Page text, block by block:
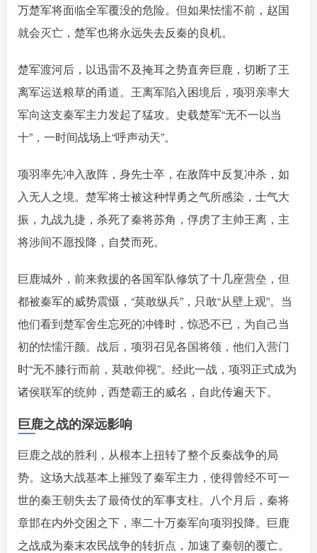
万楚军将面临全军覆没的危险。但如果怯懦不前，赵国
就会灭亡，楚军也将永远失去反秦的良机。󠄹󠅀󠄪󠄢󠄡󠄦󠄞󠄧󠄣󠄞󠄢󠄡󠄧󠄞󠄩󠄢󠅬󠅅󠅃󠄵󠅂󠄪󠅗󠅥󠅕󠅣󠅤󠅬󠅄󠄹󠄽󠄵󠄪󠄢󠄠󠄢󠄦󠄝󠄠󠄨󠄝󠄠󠄨󠄐󠄡󠄣󠄪󠄣󠄤󠄪󠄡󠄣󠅬󠅨󠅙󠅑󠅟󠅗󠅒󠄞󠅓󠅟󠅝󠄐󠇕󠆠󠅿󠇖󠆄󠆩󠇕󠅿󠆈󠇗󠆭󠆁󠄐󠇗󠅹󠅸󠇖󠆍󠅳󠇖󠅹󠅰󠇖󠆌󠅹
楚军渡河后，以迅雷不及掩耳之势直奔巨鹿，切断了王
离军运送粮草的甬道。王离军陷入困境后，项羽亲率大
军向这支秦军主力发起了猛攻。史载楚军“无不一以当
十”，一时间战场上“呼声动天”󠄹󠅀󠄪󠄢󠄡󠄦󠄞󠄧󠄣󠄞󠄢󠄡󠄧󠄞󠄩󠄢󠅬󠅅󠅃󠄵󠅂󠄪󠅗󠅥󠅕󠅣󠅤󠅬󠅄󠄹󠄽󠄵󠄪󠄢󠄠󠄢󠄦󠄝󠄠󠄨󠄝󠄠󠄨󠄐󠄡󠄣󠄪󠄣󠄤󠄪󠄡󠄣󠅬󠅨󠅙󠅑󠅟󠅗󠅒󠄞󠅓󠅟󠅝󠄐󠇕󠆠󠅿󠇖󠆄󠆩󠇕󠅿󠆈󠇗󠆭󠆁󠄐󠇗󠅹󠅸󠇖󠆍󠅳󠇖󠅹󠅰󠇖󠆌󠅹。
项羽率先冲入敌阵，身先士卒，在敌阵中反复冲杀，如
入无人之境。楚军将士被这种悍勇之气所感染，士气大
振，九战九捷，杀死了秦将苏角，俘虏了主帅王离，主
将涉间不愿投降，自焚而死。󠄹󠅀󠄪󠄢󠄡󠄦󠄞󠄧󠄣󠄞󠄢󠄡󠄧󠄞󠄩󠄢󠅬󠅅󠅃󠄵󠅂󠄪󠅗󠅥󠅕󠅣󠅤󠅬󠅄󠄹󠄽󠄵󠄪󠄢󠄠󠄢󠄦󠄝󠄠󠄨󠄝󠄠󠄨󠄐󠄡󠄣󠄪󠄣󠄤󠄪󠄡󠄣󠅬󠅨󠅙󠅑󠅟󠅗󠅒󠄞󠅓󠅟󠅝󠄐󠇕󠆠󠅿󠇖󠆄󠆩󠇕󠅿󠆈󠇗󠆭󠆁󠄐󠇗󠅹󠅸󠇖󠆍󠅳󠇖󠅹󠅰󠇖󠆌󠅹
巨鹿城外，前来救援的各国军队修筑了十几座营垒，但
都被秦军的威势震慑，“莫敢纵兵”，只敢“从壁上观”󠄹󠅀󠄪󠄢󠄡󠄦󠄞󠄧󠄣󠄞󠄢󠄡󠄧󠄞󠄩󠄢󠅬󠅅󠅃󠄵󠅂󠄪󠅗󠅥󠅕󠅣󠅤󠅬󠅄󠄹󠄽󠄵󠄪󠄢󠄠󠄢󠄦󠄝󠄠󠄨󠄝󠄠󠄨󠄐󠄡󠄣󠄪󠄣󠄤󠄪󠄡󠄣󠅬󠅨󠅙󠅑󠅟󠅗󠅒󠄞󠅓󠅟󠅝󠄐󠇕󠆠󠅿󠇖󠆄󠆩󠇕󠅿󠆈󠇗󠆭󠆁󠄐󠇗󠅹󠅸󠇖󠆍󠅳󠇖󠅹󠅰󠇖󠆌󠅹。当
他们看到楚军舍生忘死的冲锋时，惊恐不已，为自己当
初的怯懦汗颜。战后，项羽召见各国将领，他们入营门
时“无不膝行而前，莫敢仰视”󠄹󠅀󠄪󠄢󠄡󠄦󠄞󠄧󠄣󠄞󠄢󠄡󠄧󠄞󠄩󠄢󠅬󠅅󠅃󠄵󠅂󠄪󠅗󠅥󠅕󠅣󠅤󠅬󠅄󠄹󠄽󠄵󠄪󠄢󠄠󠄢󠄦󠄝󠄠󠄨󠄝󠄠󠄨󠄐󠄡󠄣󠄪󠄣󠄤󠄪󠄡󠄣󠅬󠅨󠅙󠅑󠅟󠅗󠅒󠄞󠅓󠅟󠅝󠄐󠇕󠆠󠅿󠇖󠆄󠆩󠇕󠅿󠆈󠇗󠆭󠆁󠄐󠇗󠅹󠅸󠇖󠆍󠅳󠇖󠅹󠅰󠇖󠆌󠅹。经此一战，项羽正式成为
诸侯联军的统帅，西楚霸王的威名，自此传遍天下。󠄹󠅀󠄪󠄢󠄡󠄦󠄞󠄧󠄣󠄞󠄢󠄡󠄧󠄞󠄩󠄢󠅬󠅅󠅃󠄵󠅂󠄪󠅗󠅥󠅕󠅣󠅤󠅬󠅄󠄹󠄽󠄵󠄪󠄢󠄠󠄢󠄦󠄝󠄠󠄨󠄝󠄠󠄨󠄐󠄡󠄣󠄪󠄣󠄤󠄪󠄡󠄣󠅬󠅨󠅙󠅑󠅟󠅗󠅒󠄞󠅓󠅟󠅝󠄐󠇕󠆠󠅿󠇖󠆄󠆩󠇕󠅿󠆈󠇗󠆭󠆁󠄐󠇗󠅹󠅸󠇖󠆍󠅳󠇖󠅹󠅰󠇖󠆌󠅹
巨鹿之战的深远影响
巨鹿之战的胜利，从根本上扭转了整个反秦战争的局
势。这场大战基本上摧毁了秦军主力，使得曾经不可一
世的秦王朝失去了最倚仗的军事支柱。八个月后，秦将
章邯在内外交困之下，率二十万秦军向项羽投降󠄹󠅀󠄪󠄢󠄡󠄦󠄞󠄧󠄣󠄞󠄢󠄡󠄧󠄞󠄩󠄢󠅬󠅅󠅃󠄵󠅂󠄪󠅗󠅥󠅕󠅣󠅤󠅬󠅄󠄹󠄽󠄵󠄪󠄢󠄠󠄢󠄦󠄝󠄠󠄨󠄝󠄠󠄨󠄐󠄡󠄣󠄪󠄣󠄤󠄪󠄡󠄣󠅬󠅨󠅙󠅑󠅟󠅗󠅒󠄞󠅓󠅟󠅝󠄐󠇕󠆠󠅿󠇖󠆄󠆩󠇕󠅿󠆈󠇗󠆭󠆁󠄐󠇗󠅹󠅸󠇖󠆍󠅳󠇖󠅹󠅰󠇖󠆌󠅹。巨鹿
之战成为秦末农民战争的转折点，加速了秦朝的覆亡。